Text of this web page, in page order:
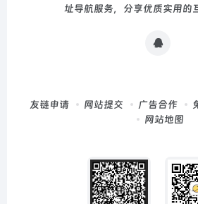
址导航服务，分享优质实用的
友链申请 网站提交 广告合作
网站地图